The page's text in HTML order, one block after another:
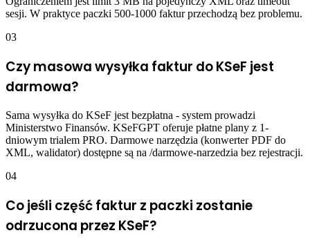
sesji. W praktyce paczki 500-1000 faktur przechodzą bez problemu.
03
Czy masowa wysyłka faktur do KSeF jest
darmowa?
Sama wysyłka do KSeF jest bezpłatna - system prowadzi
Ministerstwo Finansów. KSeFGPT oferuje płatne plany z 1-
dniowym trialem PRO. Darmowe narzędzia (konwerter PDF do
XML, walidator) dostępne są na /darmowe-narzedzia bez rejestracji.
04
Co jeśli część faktur z paczki zostanie
odrzucona przez KSeF?